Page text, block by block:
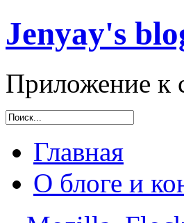
Jenyay's
Приложение к
Главная
О блоге и